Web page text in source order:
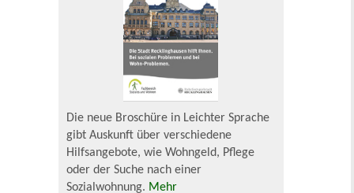
Die neue Broschüre in Leichter Sprache
gibt Auskunft über verschiedene
Hilfsangebote, wie Wohngeld, Pflege
oder der Suche nach einer
Sozialwohnung. Mehr